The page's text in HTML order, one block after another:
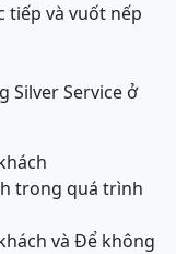
tiếp và vuốt nếp
Silver Service ở
trong quá trình
và Để không